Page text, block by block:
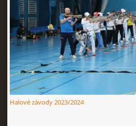
© 2026 eStránky.cz | WebSlice
Nahoru ↑
Halové závody 2023/2024